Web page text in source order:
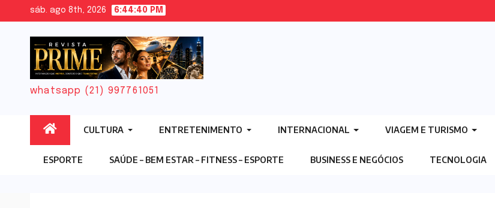
content
sáb. ago 8th, 2026 6:44:41 PM
whatsapp (21) 997761051
CULTURA ENTRETENIMENTO INTERNACIONAL VIAGEM E TURISMO
ESPORTE SAÚDE – BEM ESTAR – FITNESS – ESPORTE BUSINESS E NEGÓCIOS TECNOLOGIA